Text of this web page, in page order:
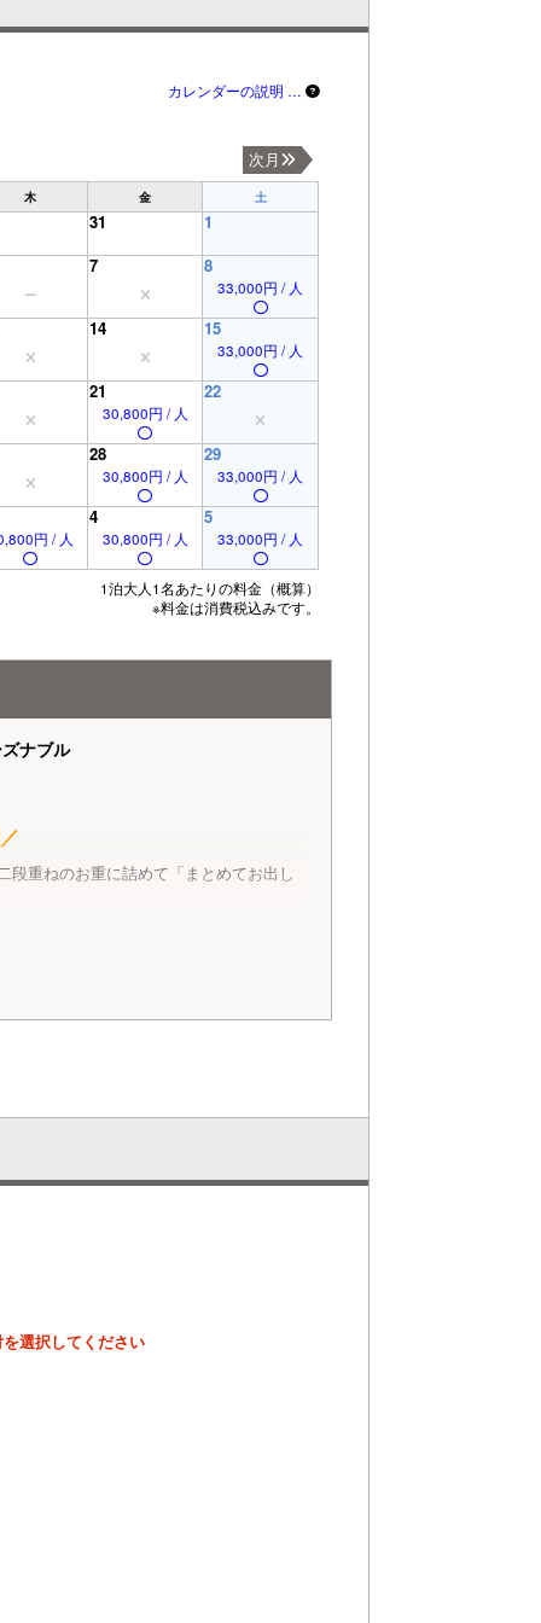
カレンダーの説明 …
次月
木 金 土
31
1
7 8
33,000円 / 人
14 15
33,000円 / 人
21
30,800円 / 人
22
28
30,800円 / 人
29
33,000円 / 人
円 / 人
4
30,800円 / 人
5
33,000円 / 人
1泊大人1名あたりの料金（概算）
※料金は消費税込みです。
ナブル
段重ねのお重に詰めて「まとめてお出し
り、お造り盛を追加したり…。伊勢えび
様好みにアレンジすることで、いろい
ナブルに！
選択してください